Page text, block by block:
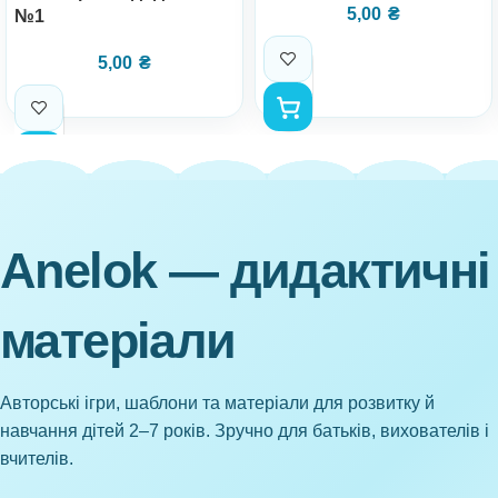
№1
5,00 ₴
5,00 ₴
Anelok — дидактичні
матеріали
Авторські ігри, шаблони та матеріали для розвитку й
навчання дітей 2–7 років. Зручно для батьків, вихователів і
вчителів.